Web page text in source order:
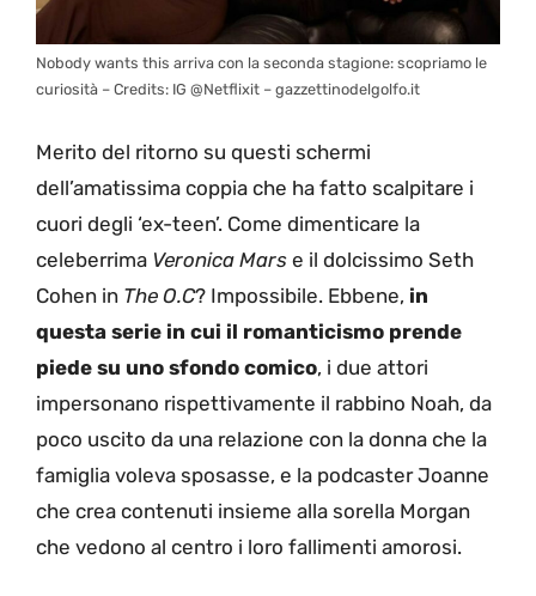
Nobody wants this arriva con la seconda stagione: scopriamo le
curiosità – Credits: IG @Netflixit – gazzettinodelgolfo.it
Merito del ritorno su questi schermi
dell’amatissima coppia che ha fatto scalpitare i
cuori degli ‘ex-teen’. Come dimenticare la
celeberrima Veronica Mars e il dolcissimo Seth
Cohen in The O.C? Impossibile. Ebbene, in
questa serie in cui il romanticismo prende
piede su uno sfondo comico, i due attori
impersonano rispettivamente il rabbino Noah, da
poco uscito da una relazione con la donna che la
famiglia voleva sposasse, e la podcaster Joanne
che crea contenuti insieme alla sorella Morgan
che vedono al centro i loro fallimenti amorosi.